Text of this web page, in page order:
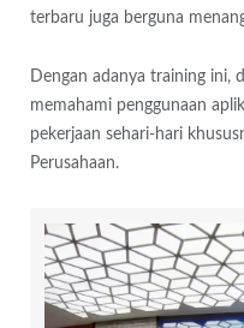
terbaru juga berguna
Dengan adanya training ini,
memahami penggunaan
pekerjaan sehari-hari
Perusahaan.